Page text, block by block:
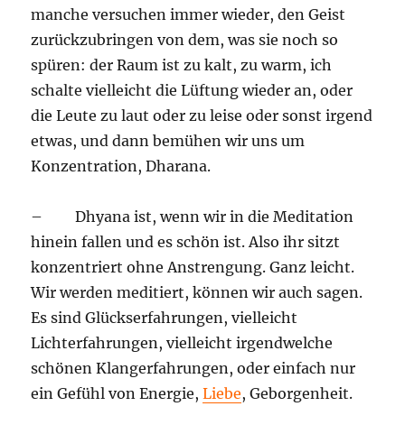
manche versuchen immer wieder, den Geist
zurückzubringen von dem, was sie noch so
spüren: der Raum ist zu kalt, zu warm, ich
schalte vielleicht die Lüftung wieder an, oder
die Leute zu laut oder zu leise oder sonst irgend
etwas, und dann bemühen wir uns um
Konzentration, Dharana.
– Dhyana ist, wenn wir in die Meditation
hinein fallen und es schön ist. Also ihr sitzt
konzentriert ohne Anstrengung. Ganz leicht.
Wir werden meditiert, können wir auch sagen.
Es sind Glückserfahrungen, vielleicht
Lichterfahrungen, vielleicht irgendwelche
schönen Klangerfahrungen, oder einfach nur
ein Gefühl von Energie,Liebe, Geborgenheit.